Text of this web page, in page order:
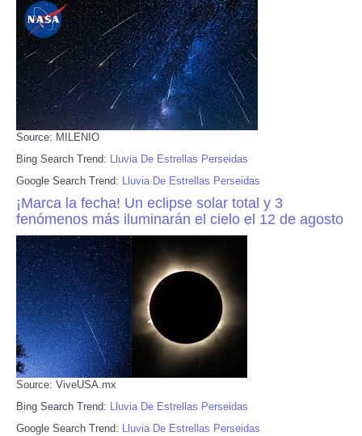
Source: MILENIO
Bing Search Trend: Lluvia De Estrellas Perseidas
Google Search Trend: Lluvia De Estrellas Perseidas
¡Marca la fecha! Un eclipse solar total y 3
fenómenos más iluminarán el cielo el 12 de agosto
Source: ViveUSA.mx
Bing Search Trend: Lluvia De Estrellas Perseidas
Google Search Trend: Lluvia De Estrellas Perseidas